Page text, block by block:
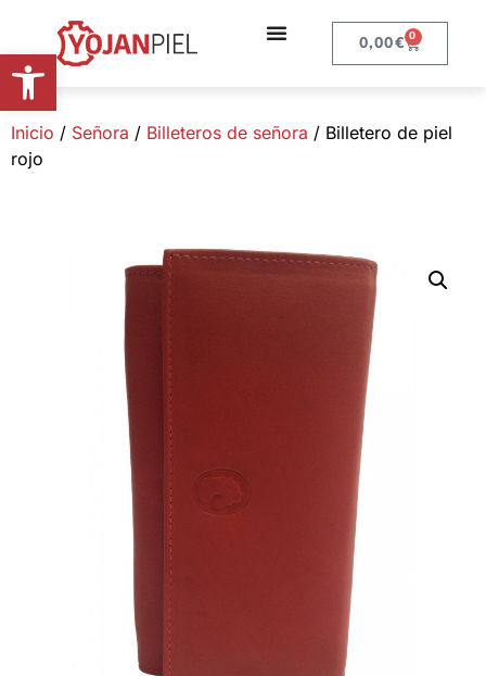
Abrir barra de herramientas 0,00€ 0
Inicio / Señora / Billeteros de señora / Billetero de piel
rojo